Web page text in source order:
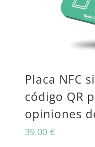
Placa NFC
código QR
opiniones
39.00 €